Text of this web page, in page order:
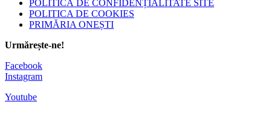
POLITICĂ DE CONFIDENȚIALITATE SITE
POLITICA DE COOKIES
PRIMĂRIA ONEȘTI
Urmărește-ne!
Facebook
Instagram
Youtube